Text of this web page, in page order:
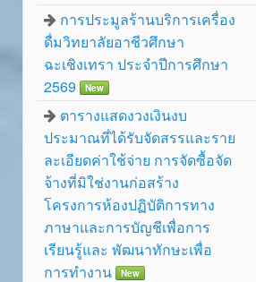
การประมูลร้านบริการเครื่อง
ดื่มวิทยาลัยอาชีวศึกษา
ฉะเชิงเทรา ประจำปีการศึกษา
2569
New
ตารางแสดงวงเงินงบ
ประมาณที่ได้รับจัดสรรและราย
ละเอียดค่าใช้จ่าย การจัดซื้อจัด
จ้างที่มิใช่งานก่อสร้าง
โครงการห้องปฏิบัติการทาง
ภาษาและการบัญชีเพื่อการ
เรียนรู้และ พัฒนาทักษะเพื่อ
การทำงาน
New